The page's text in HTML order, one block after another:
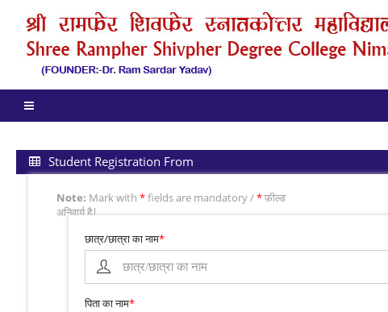
Student Registration From
Note: Mark with *fields are mandatory /*फ़ील्ड
अनिवार्य है|
छात्र/छात्रा का नाम*
पिता का नाम*